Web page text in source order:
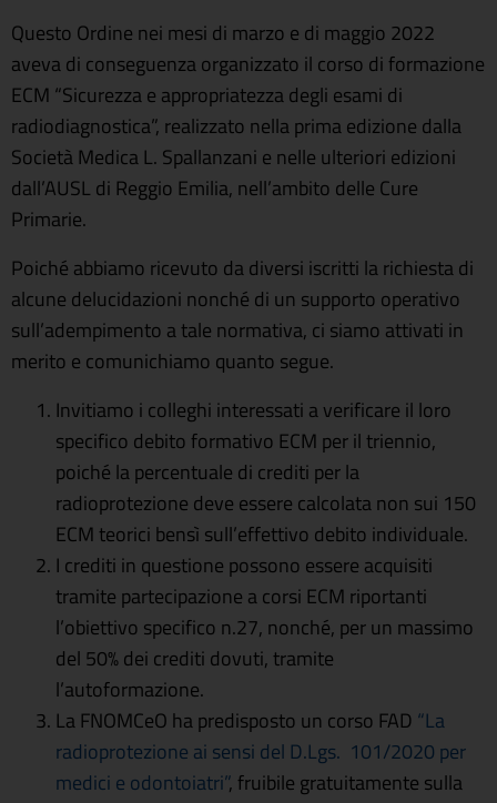
Questo Ordine nei mesi di marzo e di maggio 2022
aveva di conseguenza organizzato il corso di formazione
ECM “Sicurezza e appropriatezza degli esami di
radiodiagnostica”, realizzato nella prima edizione dalla
Società Medica L. Spallanzani e nelle ulteriori edizioni
dall’AUSL di Reggio Emilia, nell’ambito delle Cure
Primarie.
Poiché abbiamo ricevuto da diversi iscritti la richiesta di
alcune delucidazioni nonché di un supporto operativo
sull’adempimento a tale normativa, ci siamo attivati in
merito e comunichiamo quanto segue.
Invitiamo i colleghi interessati a verificare il loro
specifico debito formativo ECM per il triennio,
poiché la percentuale di crediti per la
radioprotezione deve essere calcolata non sui 150
ECM teorici bensì sull’effettivo debito individuale.
I crediti in questione possono essere acquisiti
tramite partecipazione a corsi ECM riportanti
l’obiettivo specifico n.27, nonché, per un massimo
del 50% dei crediti dovuti, tramite
l’autoformazione.
La FNOMCeO ha predisposto un corso FAD “La
radioprotezione ai sensi del D.Lgs. 101/2020 per
medici e odontoiatri”, fruibile gratuitamente sulla